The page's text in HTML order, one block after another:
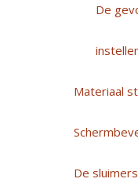
De
Materiaal
De